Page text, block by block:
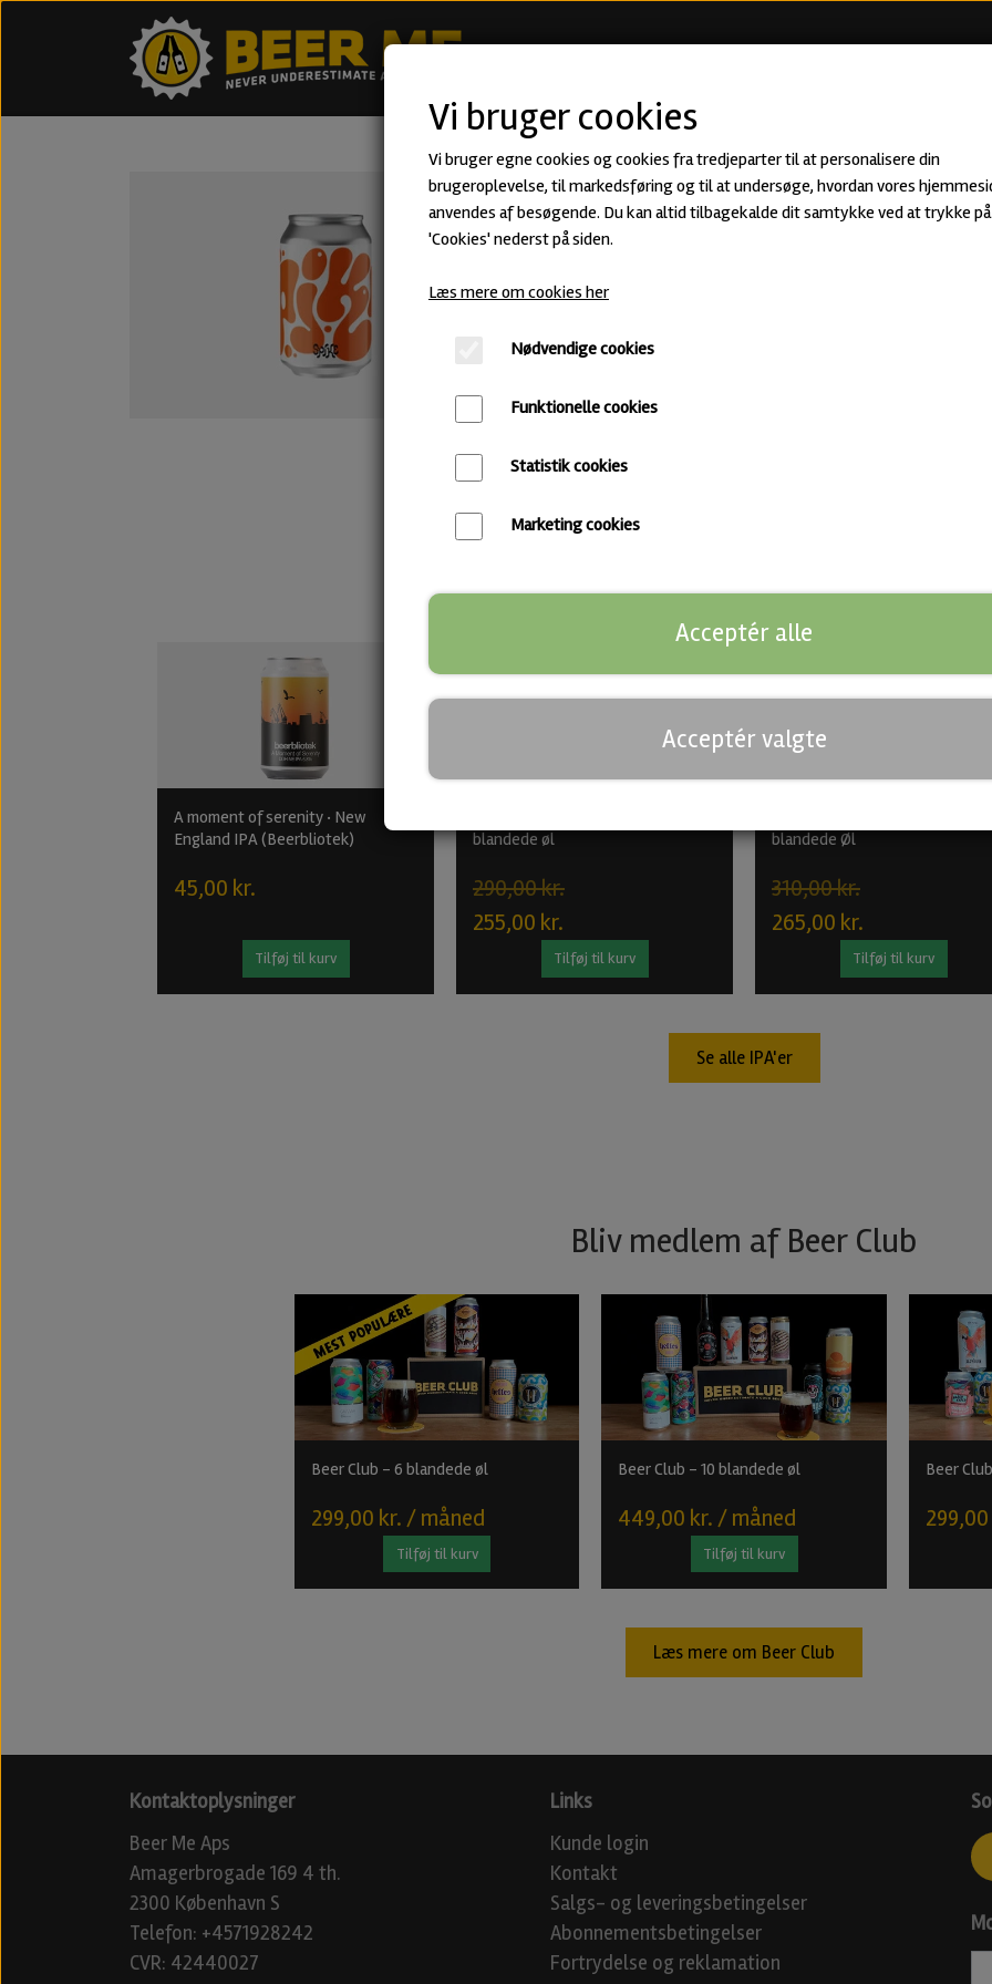
Spike State of Mind · Session fra
45,00 kr.
Best before 11/05/2026 - Men stadig god efter
Find flere IPA'er
A moment of serenity · New
England IPA (Beerbliotek)
45,00 kr.
Tilføj til kurv
blandede øl
290,00 kr.
255,00 kr.
Tilføj til kurv
blandede Øl
310,00 kr.
265,00 kr.
Tilføj til kurv
Se alle IPA'er
Bliv medlem af Beer Club
Beer Club - 6 blandede øl
299,00 kr. / måned
Tilføj til kurv
Beer Club - 10 blandede øl
449,00 kr. / måned
Tilføj til kurv
Beer
Læs mere om Beer Club
Kontaktoplysninger
Beer Me Aps
Amagerbrogade 169 4 th.
2300 København S
Telefon: +4571928242
CVR: 42440027
Links
Kunde login
Kontakt
Salgs- og leveringsbetingelser
Abonnementsbetingelser
Fortrydelse og reklamation
Vi bruger cookies
Vi bruger egne cookies og cookies fra tredjeparter til at personalisere din
brugeroplevelse, til markedsføring og til at undersøge, hvordan vores
anvendes af besøgende. Du kan altid tilbagekalde dit samtykke ved at trykke
'Cookies' nederst på siden.
Læs mere om cookies her
Nødvendige cookies
Funktionelle cookies
Statistik cookies
Marketing cookies
Acceptér alle
Acceptér valgte